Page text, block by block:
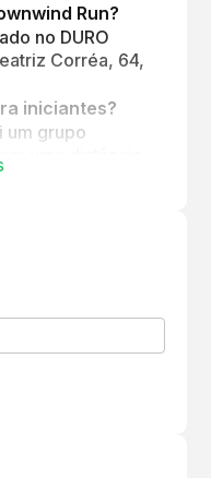
Run?
no DURO
Corréa, 64,
iniciantes?
um grupo
uma distância
um café da
recuperação